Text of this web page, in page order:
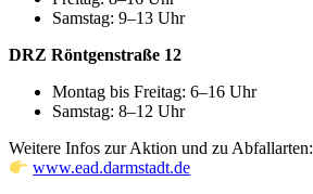
Samstag: 9–13 Uhr
DRZ Röntgenstraße 12
Montag bis Freitag: 6–16 Uhr
Samstag: 8–12 Uhr
Weitere Infos zur Aktion und zu Abfallarten:
www.ead.darmstadt.de